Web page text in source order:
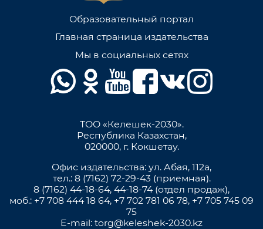
Образовательный портал
Главная страница издательства
Мы в социальных сетях
ТОО «Келешек-2030».
Республика Казахстан,
020000, г. Кокшетау.
Офис издательства: ул. Абая, 112а,
тел.: 8 (7162) 72-29-43 (приемная).
8 (7162) 44-18-64, 44-18-74 (отдел продаж),
моб.: +7 708 444 18 64, +7 702 781 06 78, +7 705 745 09
75
E-mail: torg@keleshek-2030.kz